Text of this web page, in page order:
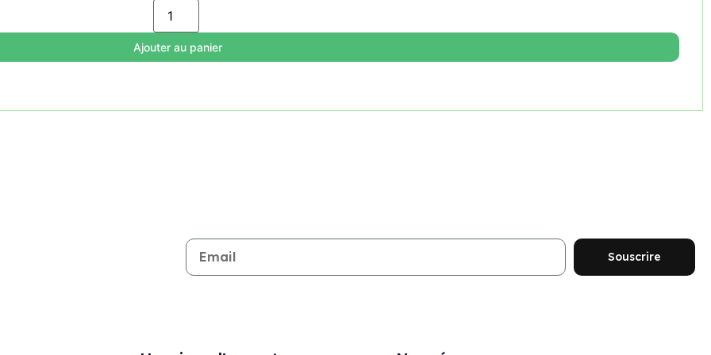
Ajouter au panier
Souscrire